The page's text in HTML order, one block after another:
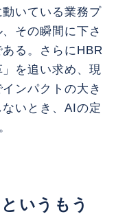
いている業務プ
その瞬間に下さ
る。さらにHBR
を追い求め、現
ンパクトの大き
いとき、AIの定
いうもう